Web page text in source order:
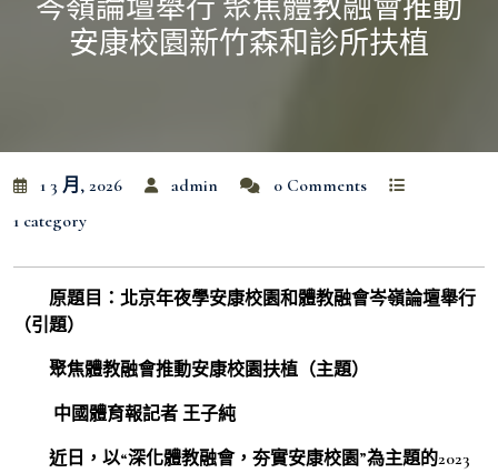
岑嶺論壇舉行 聚焦體教融會推動
安康校園新竹森和診所扶植
1 3 月, 2026 admin
0 Comments
1 category
原題目：北京年夜學安康校園和體教融會岑嶺論壇舉行
（引題）
聚焦體教融會推動安康校園扶植（主題）
中國體育報記者 王子純
近日，以“深化體教融會，夯實安康校園”為主題的2023